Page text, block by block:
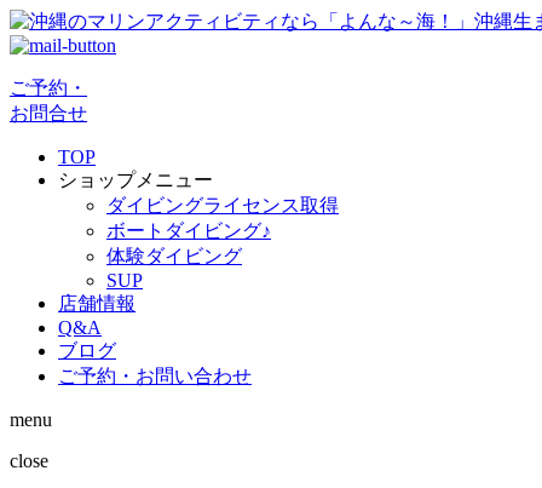
ご予約・
お問合せ
TOP
ショップメニュー
ダイビングライセンス取得
ボートダイビング♪
体験ダイビング
SUP
店舗情報
Q&A
ブログ
ご予約・お問い合わせ
menu
close